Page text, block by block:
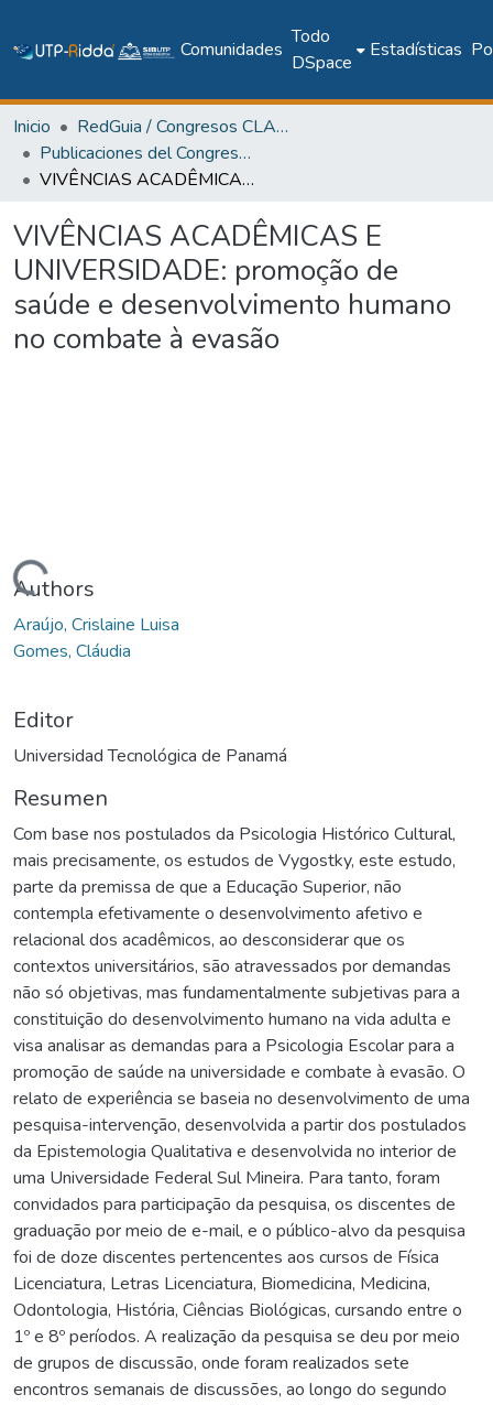
Comunidades
Todo
DSpace
Estadísticas
Inicio
RedGuia / Congresos CLABES
Publicaciones del Congreso Internacional CLABES
VIVÊNCIAS ACADÊMICAS E UNIVERSIDADE: promoção de saúde e desenvolvimento humano no combate à evasão
VIVÊNCIAS ACADÊMICAS E
UNIVERSIDADE: promoção de
saúde e desenvolvimento humano
no combate à evasão
Authors
Araújo, Crislaine Luisa
Gomes, Cláudia
Editor
Universidad Tecnológica de Panamá
Resumen
Com base nos postulados da Psicologia Histórico Cultural,
mais precisamente, os estudos de Vygostky, este estudo,
parte da premissa de que a Educação Superior, não
contempla efetivamente o desenvolvimento afetivo e
relacional dos acadêmicos, ao desconsiderar que os
contextos universitários, são atravessados por demandas
não só objetivas, mas fundamentalmente subjetivas para a
constituição do desenvolvimento humano na vida adulta e
visa analisar as demandas para a Psicologia Escolar para a
promoção de saúde na universidade e combate à evasão. O
relato de experiência se baseia no desenvolvimento de uma
pesquisa-intervenção, desenvolvida a partir dos postulados
da Epistemologia Qualitativa e desenvolvida no interior de
uma Universidade Federal Sul Mineira. Para tanto, foram
convidados para participação da pesquisa, os discentes de
graduação por meio de e-mail, e o público-alvo da pesquisa
foi de doze discentes pertencentes aos cursos de Física
Licenciatura, Letras Licenciatura, Biomedicina, Medicina,
Odontologia, História, Ciências Biológicas, cursando entre o
1º e 8º períodos. A realização da pesquisa se deu por meio
de grupos de discussão, onde foram realizados sete
encontros semanais de discussões, ao longo do segundo